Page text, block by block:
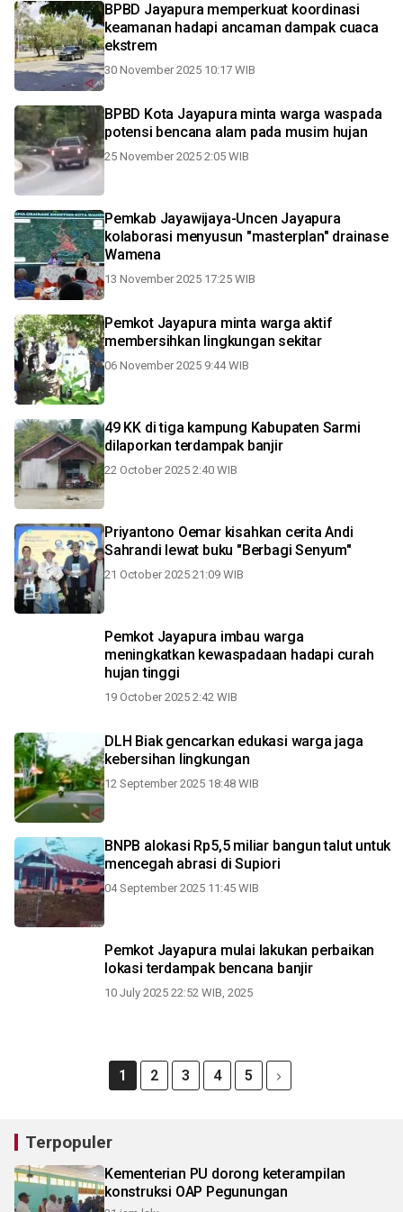
BPBD Jayapura memperkuat koordinasi
keamanan hadapi ancaman dampak cuaca
ekstrem
30 November 2025 10:17 WIB
BPBD Kota Jayapura minta warga waspada
potensi bencana alam pada musim hujan
25 November 2025 2:05 WIB
Pemkab Jayawijaya-Uncen Jayapura
kolaborasi menyusun "masterplan" drainase
Wamena
13 November 2025 17:25 WIB
Pemkot Jayapura minta warga aktif
membersihkan lingkungan sekitar
06 November 2025 9:44 WIB
49 KK di tiga kampung Kabupaten Sarmi
dilaporkan terdampak banjir
22 October 2025 2:40 WIB
Priyantono Oemar kisahkan cerita Andi
Sahrandi lewat buku "Berbagi Senyum"
21 October 2025 21:09 WIB
Pemkot Jayapura imbau warga
meningkatkan kewaspadaan hadapi curah
hujan tinggi
19 October 2025 2:42 WIB
DLH Biak gencarkan edukasi warga jaga
kebersihan lingkungan
12 September 2025 18:48 WIB
BNPB alokasi Rp5,5 miliar bangun talut untuk
mencegah abrasi di Supiori
04 September 2025 11:45 WIB
Pemkot Jayapura mulai lakukan perbaikan
lokasi terdampak bencana banjir
10 July 2025 22:52 WIB, 2025
1 2 3 4 5
Terpopuler
Kementerian PU dorong keterampilan
konstruksi OAP Pegunungan